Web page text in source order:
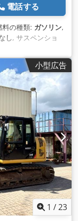
電話する
料の種類: ガソリン,
し, サスペンショ
小型広告
1 /23